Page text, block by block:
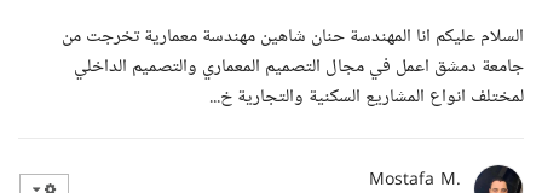
السلام عليكم انا المهندسة حنان شاهين مهندسة معمارية تخرجت من
جامعة دمشق اعمل في مجال التصميم المعماري والتصميم الداخلي
لمختلف انواع المشاريع السكنية والتجارية خ...
Mostafa M.